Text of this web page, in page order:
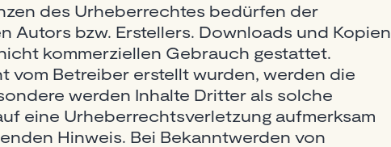
des Urheberrechtes bedürfen der
Autors bzw. Erstellers. Downloads und Kopien
kommerziellen Gebrauch gestattet.
vom Betreiber erstellt wurden, werden die
werden Inhalte Dritter als solche
eine Urheberrechtsverletzung aufmerksam
Hinweis. Bei Bekanntwerden von